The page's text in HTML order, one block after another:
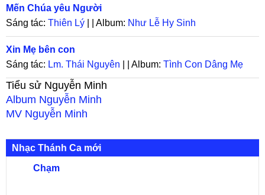
Mến Chúa yêu Người
Sáng tác: Thiên Lý | | Album: Như Lễ Hy Sinh
Xin Mẹ bên con
Sáng tác: Lm. Thái Nguyên | | Album: Tình Con Dâng Mẹ
Tiểu sử Nguyễn Minh
Album Nguyễn Minh
MV Nguyễn Minh
Nhạc Thánh Ca mới
Chạm